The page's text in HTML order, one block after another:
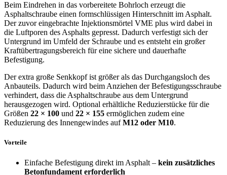
Beim Eindrehen in das vorbereitete Bohrloch erzeugt die
Asphaltschraube einen formschlüssigen Hinterschnitt im Asphalt.
Der zuvor eingebrachte Injektionsmörtel VME plus wird dabei in
die Luftporen des Asphalts gepresst. Dadurch verfestigt sich der
Untergrund im Umfeld der Schraube und es entsteht ein großer
Kraftübertragungsbereich für eine sichere und dauerhafte
Befestigung.
Der extra große Senkkopf ist größer als das Durchgangsloch des
Anbauteils. Dadurch wird beim Anziehen der Befestigungsschraube
verhindert, dass die Asphaltschraube aus dem Untergrund
herausgezogen wird. Optional erhältliche Reduzierstücke für die
Größen 22 × 100 und 22 × 155 ermöglichen zudem eine
Reduzierung des Innengewindes aufM12 oder M10.
Vorteile
Einfache Befestigung direkt im Asphalt – kein zusätzliches
Betonfundament erforderlich